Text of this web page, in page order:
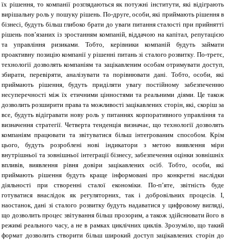
їх рішення, то компанії розглядаються як потужні інститути, які відіграють
вирішальну роль у пошуку рішень. По-друге, особи, які приймають рішення в
бізнесі, будуть більш глибоко брати до уваги питання сталості при прийнятті
рішень пов’язаних із зростанням компаній, віддачою на капітал, репутацією
та управління ризиками. Тобто, керівники компаній будуть займати
проактивну позицію компанії у рішенні питань зі сталого розвитку. По-третє,
технології дозволять компаніям та зацікавленим особам отримувати доступ,
збирати, перевіряти, аналізувати та порівнювати дані. Тобто, особи, які
приймають рішення, будуть приділяти увагу постійному забезпеченню
несуперечності між їх етичними цінностями та реальними діями. Це також
дозволить розширити права та можливості зацікавлених сторін, які, скоріш за
все, будуть відігравати нову роль у питаннях корпоративного управління та
визначення стратегії. Четверта тенденція визначає, що технології дозволять
компаніям працювати та звітуватися більш інтегрованим способом. Крім
цього, будуть розроблені нові індикатори з метою виявлення міри
внутрішньої та зовнішньої інтеграції бізнесу, забезпечення оцінки зовнішніх
впливів, виявлення рівня довіри зацікавлених осіб. Тобто, особи, які
приймають рішення будуть краще інформовані про конкретні наслідки
діяльності при створенні сталої економіки. По-п’яте, звітність буде
готуватися внаслідок як регуляторних, так і добровільних процесів. І,
наостанок, дані зі сталого розвитку будуть надаватися у цифровому вигляді,
що дозволить процес звітування більш прозорим, а також здійснювати його в
режимі реального часу, а не в рамках циклічних циклів. Зрозуміло, що такий
формат дозволить створити більш широкий доступ зацікавлених сторін до